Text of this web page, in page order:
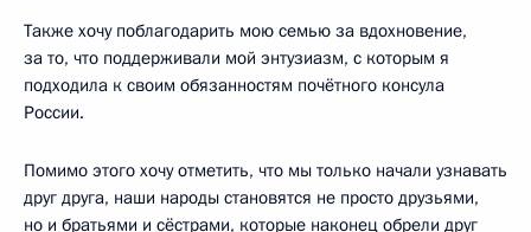
Также хочу поблагодарить мою семью за вдохновение,
за то, что поддерживали мой энтузиазм, с которым я
подходила к своим обязанностям почётного консула
России.
Помимо этого хочу отметить, что мы только начали узнавать
друг друга, наши народы становятся не просто друзьями,
но и братьями и сёстрами, которые наконец обрели друг